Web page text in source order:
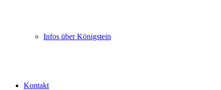
Infos über Königstein
Kontakt